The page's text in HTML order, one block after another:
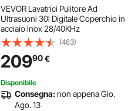
VEVOR Lavatrici Pulitore Ad
Ultrasuoni 30l Digitale Coperchio in
acciaio inox 28/40KHz
(463)
20990€
Disponibile
Consegna:non appena Gio.
Ago. 13